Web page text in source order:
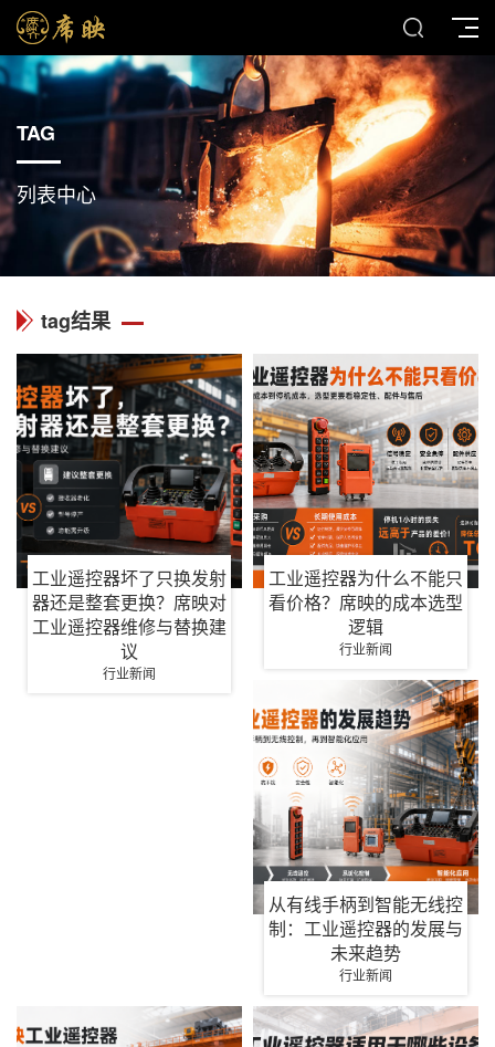
TAG
列表中心
tag结果
工业遥控器坏了只换发射
器还是整套更换？席映对
工业遥控器维修与替换建
议
行业新闻
工业遥控器为什么不能只
看价格？席映的成本选型
逻辑
行业新闻
从有线手柄到智能无线控
制：工业遥控器的发展与
未来趋势
行业新闻